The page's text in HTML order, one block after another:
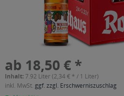
ab 18,50 € *
Inhalt:7.92 Liter (2,34 € * / 1 Liter)
inkl. MwSt. ggf. zzgl. Erschwerniszuschlag